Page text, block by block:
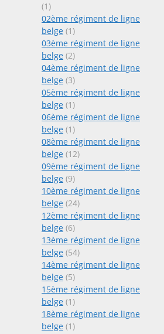
(1)
02ème régiment de ligne
belge (1)
03ème régiment de ligne
belge (2)
04ème régiment de ligne
belge (3)
05ème régiment de ligne
belge (1)
06ème régiment de ligne
belge (1)
08ème régiment de ligne
belge (12)
09ème régiment de ligne
belge (9)
10ème régiment de ligne
belge (24)
12ème régiment de ligne
belge (6)
13ème régiment de ligne
belge (54)
14ème régiment de ligne
belge (5)
15ème régiment de ligne
belge (1)
18ème régiment de ligne
belge (1)